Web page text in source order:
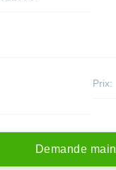
Prix:
Demande main